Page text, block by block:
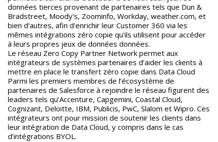
données tierces provenant de partenaires tels que Dun &
Bradstreet, Moody's, Zoominfo, Workday, weather.com, et
bien d'autres, afin d'enrichir leur Customer 360 via les
mêmes intégrations zéro copie qu'ils utilisent pour accéder
à leurs propres jeux de données données.
Le réseau Zero Copy Partner Network permet aux
intégrateurs de systèmes partenaires d’aider les clients à
mettre en place le transfert zéro copie dans Data Cloud
Parmi les premiers membres de l’écosystème de
partenaires de Salesforce à rejoindre le réseau figurent des
leaders tels qu’Accenture, Capgemini, Coastal Cloud,
Cognizant, Deloitte, IBM, Publicis, PwC, Slalom et Wipro. Ces
intégrateurs ont pour mission de soutenir les clients dans
leur intégration de Data Cloud, y compris dans le cas
d’intégrations BYOL.